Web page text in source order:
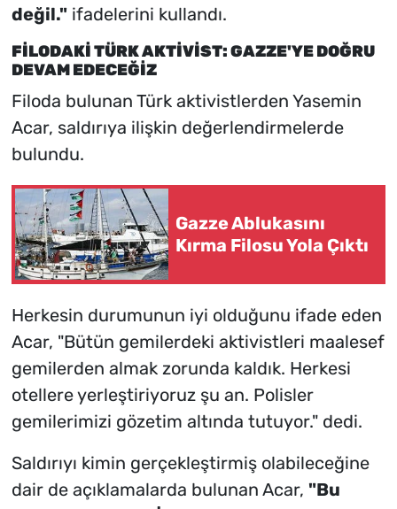
değil."ifadelerini kullandı.
FİLODAKİ TÜRK AKTİVİST: GAZZE'YE DOĞRU
DEVAM EDECEĞİZ
Filoda bulunan Türk aktivistlerden Yasemin
Acar, saldırıya ilişkin değerlendirmelerde
bulundu.
Gazze Ablukasını
Kırma Filosu Yola Çıktı
Herkesin durumunun iyi olduğunu ifade eden
Acar, "Bütün gemilerdeki aktivistleri maalesef
gemilerden almak zorunda kaldık. Herkesi
otellere yerleştiriyoruz şu an. Polisler
gemilerimizi gözetim altında tutuyor." dedi.
Saldırıyı kimin gerçekleştirmiş olabileceğine
dair de açıklamalarda bulunan Acar, "Bu